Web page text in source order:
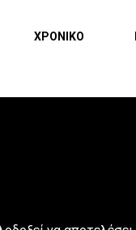
ΧΡΟΝΙΚΟ